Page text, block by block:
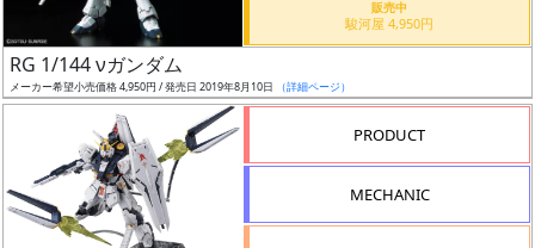
フ
リ
ド
販売中
駿河屋 4,950円
RG 1/144 νガンダム
メーカー希望小売価格 4,950円 / 発売日 2019年8月10日 （詳細ページ）
PRODUCT
MECHANIC